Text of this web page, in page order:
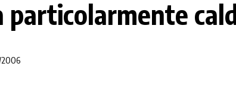
particolarmente
2006